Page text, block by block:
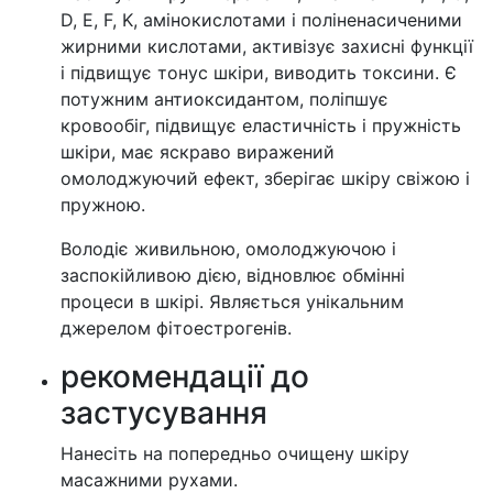
D, E, F, K, амінокислотами і поліненасиченими
жирними кислотами, активізує захисні функції
і підвищує тонус шкіри, виводить токсини. Є
потужним антиоксидантом, поліпшує
кровообіг, підвищує еластичність і пружність
шкіри, має яскраво виражений
омолоджуючий ефект, зберігає шкіру свіжою і
пружною.
Володіє живильною, омолоджуючою і
заспокійливою дією, відновлює обмінні
процеси в шкірі. Являється унікальним
джерелом фітоестрогенів.
рекомендації до
застусування
Нанесіть на попередньо очищену шкіру
масажними рухами.